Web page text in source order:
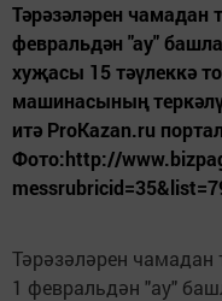
Тәрәзәләрен
февральдән "ау"
хуҗасы 15 тәүлеккә
машинасының
итә ProKazan.ru
Фото:http://
Тәрәзәләрен
1 февральдән "ау"